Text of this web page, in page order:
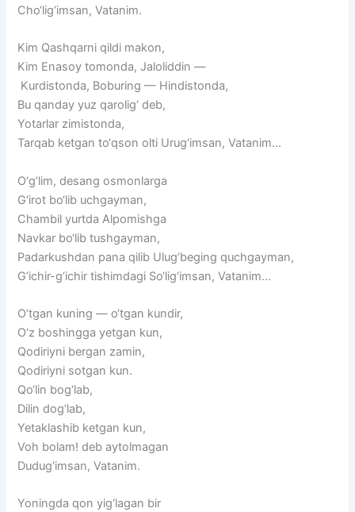
Cho‘lig‘imsan, Vatanim.
Kim Qashqarni qildi makon,
Kim Enasoy tomonda, Jaloliddin —
Kurdistonda, Boburing — Hindistonda,
Bu qanday yuz qarolig‘ deb,
Yotarlar zimistonda,
Tarqab ketgan to‘qson olti Urug‘imsan, Vatanim…
O‘g‘lim, desang osmonlarga
G‘irot bo‘lib uchgayman,
Chambil yurtda Alpomishga
Navkar bo‘lib tushgayman,
Padarkushdan pana qilib Ulug‘beging quchgayman,
G‘ichir-g‘ichir tishimdagi So‘lig‘imsan, Vatanim…
O‘tgan kuning — o‘tgan kundir,
O‘z boshingga yetgan kun,
Qodiriyni bergan zamin,
Qodiriyni sotgan kun.
Qo‘lin bog‘lab,
Dilin dog‘lab,
Yetaklashib ketgan kun,
Voh bolam! deb aytolmagan
Dudug‘imsan, Vatanim.
Yoningda qon yig‘lagan bir